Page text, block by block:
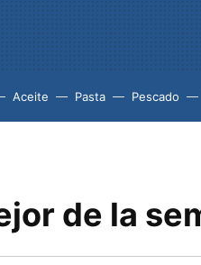
Aceite Pasta Pescado
de la